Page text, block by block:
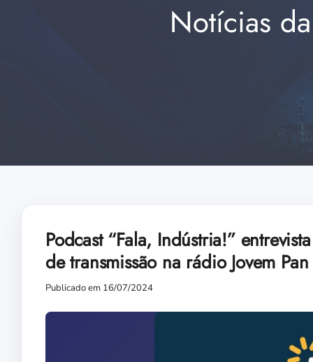
Notícias
Podcast “Fala, Indústria!”
de transmissão na rádio Jovem
Publicado em 16/07/2024